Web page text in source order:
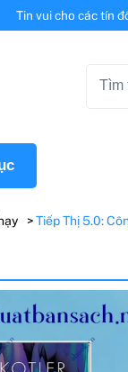
Tin vui cho các tín
Tiếp Thị 5.0: